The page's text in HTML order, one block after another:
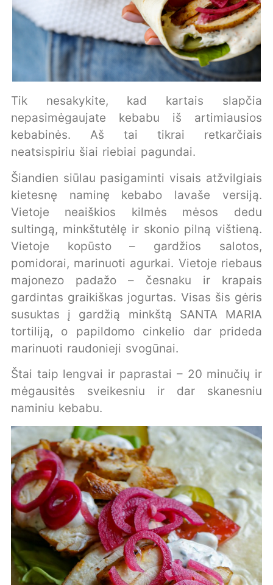
Tik nesakykite, kad kartais slapčia
nepasimėgaujate kebabu iš artimiausios
kebabinės. Aš tai tikrai retkarčiais
neatsispiriu šiai riebiai pagundai.
Šiandien siūlau pasigaminti visais atžvilgiais
kietesnę naminę kebabo lavaše versiją.
Vietoje neaiškios kilmės mėsos dedu
sultingą, minkštutėlę ir skonio pilną vištieną.
Vietoje kopūsto – gardžios salotos,
pomidorai, marinuoti agurkai. Vietoje riebaus
majonezo padažo – česnaku ir krapais
gardintas graikiškas jogurtas. Visas šis gėris
susuktas į gardžią minkštą SANTA MARIA
tortiliją, o papildomo cinkelio dar prideda
marinuoti raudonieji svogūnai.
Štai taip lengvai ir paprastai – 20 minučių ir
mėgausitės sveikesniu ir dar skanesniu
naminiu kebabu.